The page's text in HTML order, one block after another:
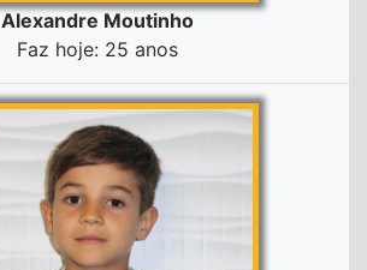
Alexandre Moutinho
Faz hoje: 25 anos